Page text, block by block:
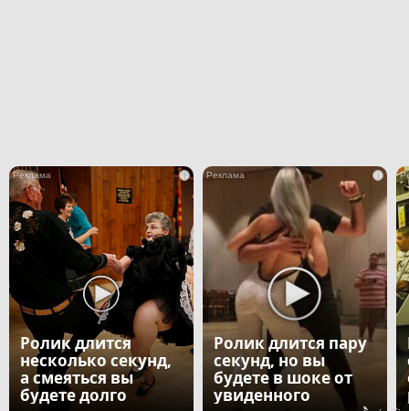
i
Ролик длится
несколько секунд,
а смеяться вы
будете долго
i
Ролик длится пару
секунд, но вы
будете в шоке от
увиденного